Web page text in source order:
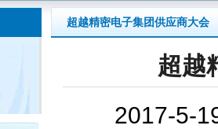
超越精密电子集团供应商大会
超越
2017-5-